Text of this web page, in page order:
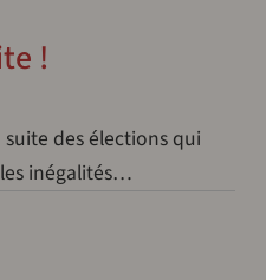
!
des élections qui
inégalités…